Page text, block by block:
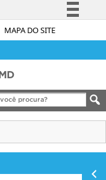
MAPA DO SITE
Simplifique!
Legislação
Canais